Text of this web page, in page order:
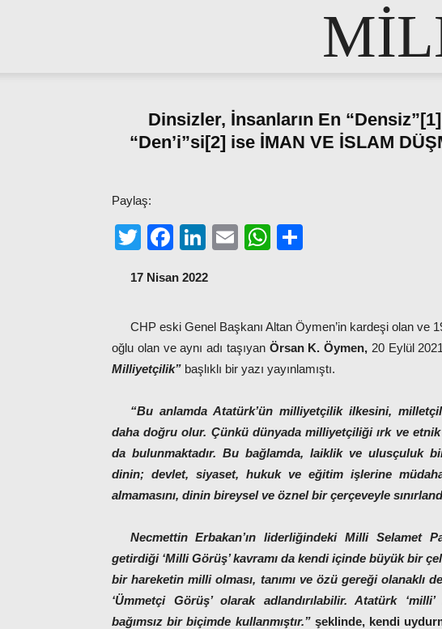
Dinsizler, İnsanların En
“Den’i”si[2] ise İMAN VE İSLAM
Paylaş:
TwitterFacebook
LinkedIn
EmailWhatsApp
17 Nisan 2022
CHP eski Genel Başkanı Altan Öymen’in kardeşi olan ve
oğlu olan ve aynı adı taşıyan Örsan K. Öymen, 20 Eylül
Milliyetçilik” başlıklı bir yazı yayınlamıştı.
“Bu anlamda Atatürk’ün milliyetçilik ilkesini,
daha doğru olur. Çünkü dünyada milliyetçiliği ırk ve
da bulunmaktadır. Bu bağlamda, laiklik ve ulusçuluk
dinin; devlet, siyaset, hukuk ve eğitim işlerine
almamasını, dinin bireysel ve öznel bir çerçeveyle
Necmettin Erbakan’ın liderliğindeki Milli Selamet
getirdiği ‘Milli Görüş’ kavramı da kendi içinde büyük bir
bir hareketin milli olması, tanımı ve özü gereği olanaklı
‘Ümmetçi Görüş’ olarak adlandırılabilir. Atatürk
bağımsız bir biçimde kullanmıştır.” şeklinde, kendi